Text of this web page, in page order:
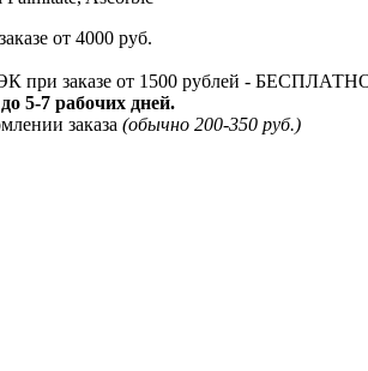
от 4000 руб.
при заказе от 1500 рублей -
5-7 рабочих дней.
заказа (обычно 200-350 руб.)